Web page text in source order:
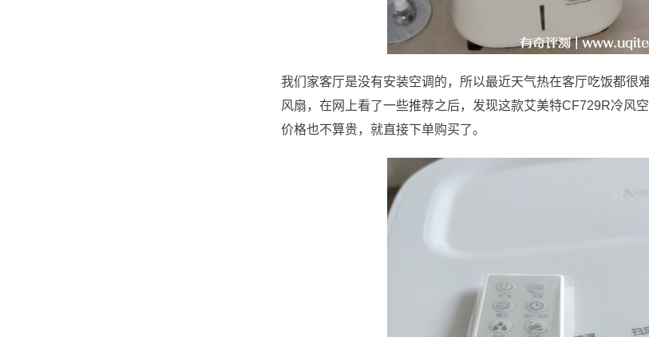
我们家客厅是没有安装空调的，所以最近天气热在客厅吃饭都很
风扇，在网上看了一些推荐之后，发现这款艾美特CF729R冷风
价格也不算贵，就直接下单购买了。